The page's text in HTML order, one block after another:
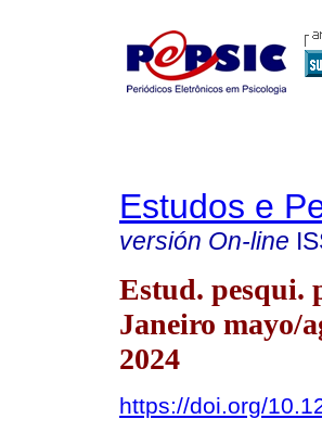
Estudos e
versión On-line
Estud. pesqui.
Janeiro mayo/
2024
https://doi.org/